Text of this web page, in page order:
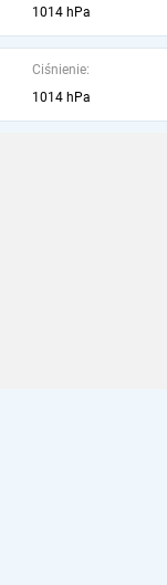
1014 hPa
Ciśnienie:
1014 hPa